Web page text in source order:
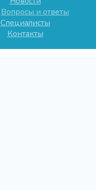
Вопросы и ответы
Специалисты
Контакты